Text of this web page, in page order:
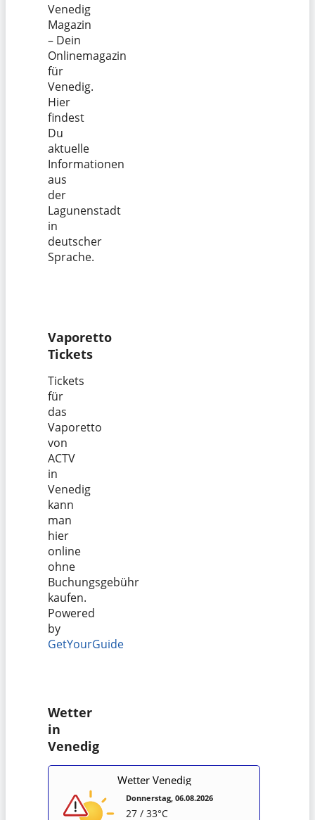
Venedig
Magazin
– Dein
Onlinemagazin
für
Venedig.
Hier
findest
Du
aktuelle
Informationen
aus
der
Lagunenstadt
in
deutscher
Sprache.
Vaporetto
Tickets
Tickets
für
das
Vaporetto
von
ACTV
in
Venedig
kann
man
hier
online
ohne
Buchungsgebühr
kaufen.
Powered
by
GetYourGuide
Wetter
in
Venedig
Wetter Venedig
Donnerstag, 06.08.2026
27 / 33°C